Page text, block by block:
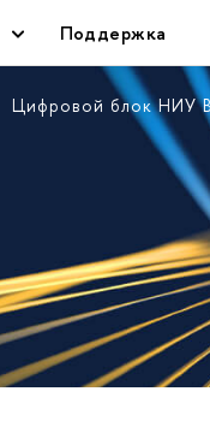
Поддержка
Цифровой блок НИУ